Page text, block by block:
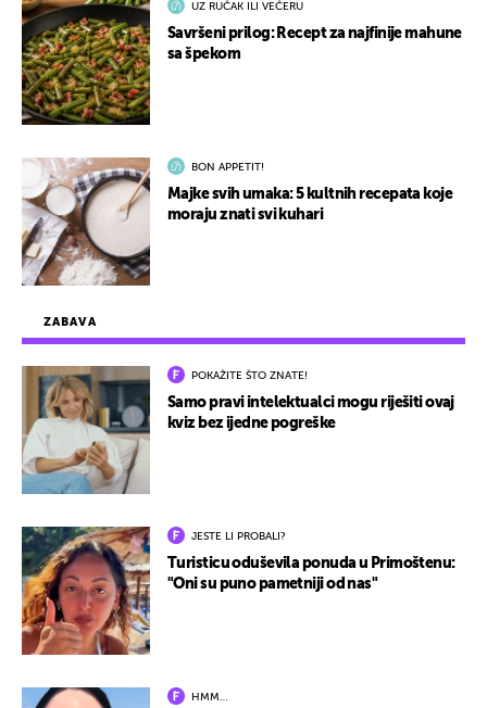
ZABAVA
POKAŽITE ŠTO ZNATE!
Samo pravi intelektualci mogu riješiti ovaj
kviz bez ijedne pogreške
JESTE LI PROBALI?
Turisticu oduševila ponuda u Primoštenu:
"Oni su puno pametniji od nas"
HMM…
UZ RUČAK ILI VEČERU
Savršeni prilog: Recept za najfinije mahune
sa špekom
BON APPETIT!
Majke svih umaka: 5 kultnih recepata koje
moraju znati svi kuhari